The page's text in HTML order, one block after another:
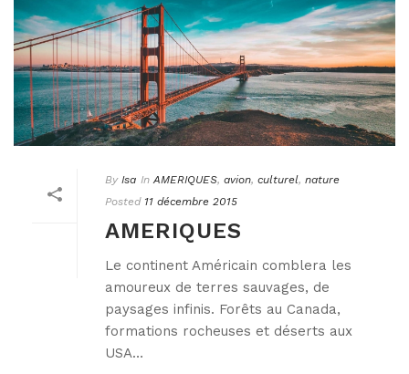
By Isa In AMERIQUES, avion, culturel, nature
Posted 11 décembre 2015
AMERIQUES
Le continent Américain comblera les
amoureux de terres sauvages, de
paysages infinis. Forêts au Canada,
formations rocheuses et déserts aux
USA…